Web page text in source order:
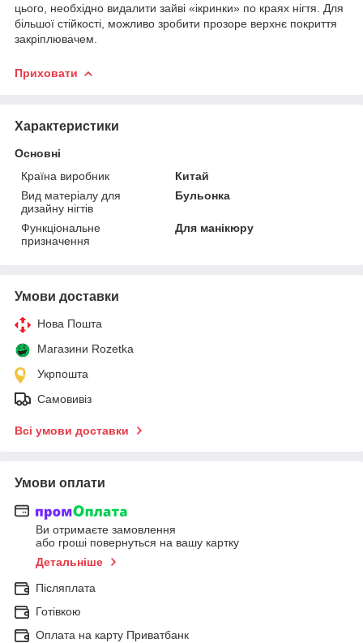
цього, необхідно видалити зайві «ікринки» по краях нігтя. Для
більшої стійкості, можливо зробити прозоре верхнє покриття
закріплювачем.
Приховати
Характеристики
Основні
Країна виробник
Китай
Вид матеріалу для
дизайну нігтів
Бульонка
Функціональне
призначення
Для манікюру
Умови доставки
Нова Пошта
Магазини Rozetka
Укрпошта
Самовивіз
Всі умови доставки
Умови оплати
Ви отримаєте замовлення
або гроші повернуться на вашу картку
Детальніше
Післяплата
Готівкою
Оплата на карту Приватбанк